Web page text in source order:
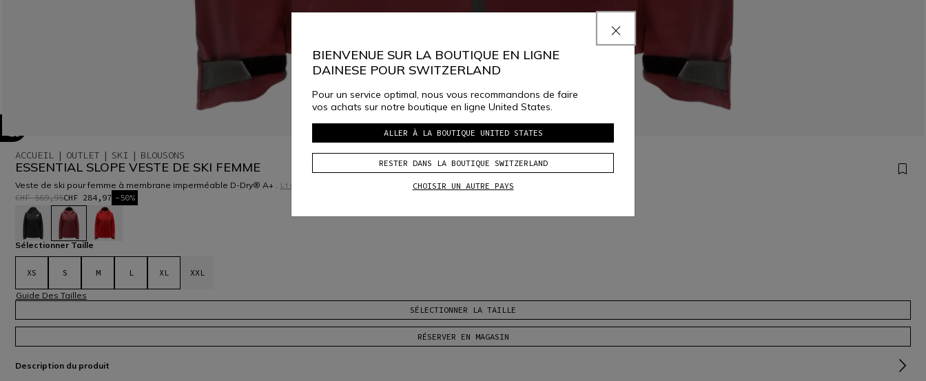
ACCUEIL OUTLET SKI BLOUSONS
ESSENTIAL SLOPE VESTE DE SKI FEMME
Veste de ski pour femme à membrane imperméable D-Dry® A+ . Lire plus
CHF 569,95CHF 284,97 -50%
sélectionné
Sélectionner Taille
XS S M L XL XXL
Guide Des Tailles
SÉLECTIONNER LA TAILLE
RÉSERVER EN MAGASIN
Description du produit
BIENVENUE SUR LA BOUTIQUE EN LIGNE
DAINESE POUR SWITZERLAND
Pour un service optimal, nous vous recommandons de faire
vos achats sur notre boutique en ligne United States.
ALLER À LA BOUTIQUE UNITED STATES
RESTER DANS LA BOUTIQUE SWITZERLAND
CHOISIR UN AUTRE PAYS